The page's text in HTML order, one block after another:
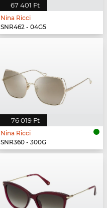
67 401 Ft
Nina Ricci
SNR462 - 04G5
76 019 Ft
Nina Ricci
SNR360 - 300G